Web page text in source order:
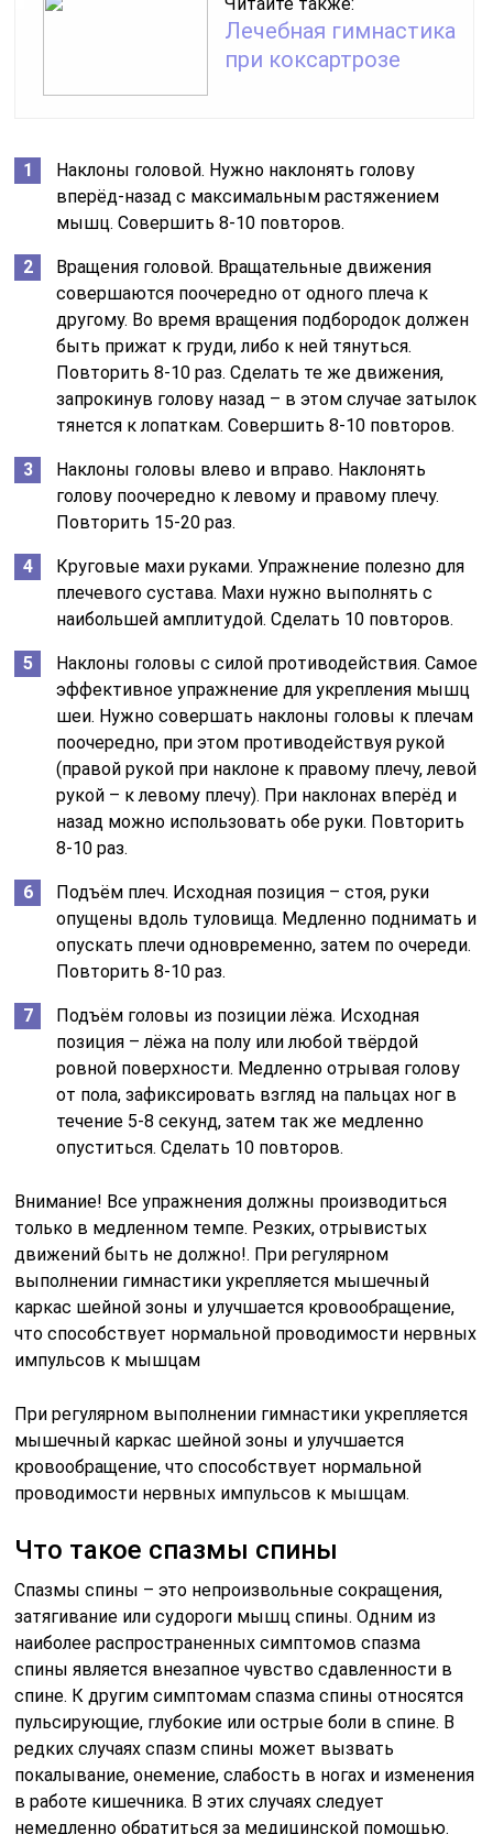
Лечебная гимнастика
при коксартрозе
Наклоны головой. Нужно наклонять голову
вперёд-назад с максимальным растяжением
мышц. Совершить 8-10 повторов.
Вращения головой. Вращательные движения
совершаются поочередно от одного плеча к
другому. Во время вращения подбородок должен
быть прижат к груди, либо к ней тянуться.
Повторить 8-10 раз. Сделать те же движения,
запрокинув голову назад – в этом случае затылок
тянется к лопаткам. Совершить 8-10 повторов.
Наклоны головы влево и вправо. Наклонять
голову поочередно к левому и правому плечу.
Повторить 15-20 раз.
Круговые махи руками. Упражнение полезно для
плечевого сустава. Махи нужно выполнять с
наибольшей амплитудой. Сделать 10 повторов.
Наклоны головы с силой противодействия. Самое
эффективное упражнение для укрепления мышц
шеи. Нужно совершать наклоны головы к плечам
поочередно, при этом противодействуя рукой
(правой рукой при наклоне к правому плечу, левой
рукой – к левому плечу). При наклонах вперёд и
назад можно использовать обе руки. Повторить
8-10 раз.
Подъём плеч. Исходная позиция – стоя, руки
опущены вдоль туловища. Медленно поднимать и
опускать плечи одновременно, затем по очереди.
Повторить 8-10 раз.
Подъём головы из позиции лёжа. Исходная
позиция – лёжа на полу или любой твёрдой
ровной поверхности. Медленно отрывая голову
от пола, зафиксировать взгляд на пальцах ног в
течение 5-8 секунд, затем так же медленно
опуститься. Сделать 10 повторов.
Внимание! Все упражнения должны производиться
только в медленном темпе. Резких, отрывистых
движений быть не должно!. При регулярном
выполнении гимнастики укрепляется мышечный
каркас шейной зоны и улучшается кровообращение,
что способствует нормальной проводимости нервных
импульсов к мышцам
При регулярном выполнении гимнастики укрепляется
мышечный каркас шейной зоны и улучшается
кровообращение, что способствует нормальной
проводимости нервных импульсов к мышцам.
Что такое спазмы спины
Спазмы спины – это непроизвольные сокращения,
затягивание или судороги мышц спины. Одним из
наиболее распространенных симптомов спазма
спины является внезапное чувство сдавленности в
спине. К другим симптомам спазма спины относятся
пульсирующие, глубокие или острые боли в спине. В
редких случаях спазм спины может вызвать
покалывание, онемение, слабость в ногах и изменения
в работе кишечника. В этих случаях следует
немедленно обратиться за медицинской помощью.